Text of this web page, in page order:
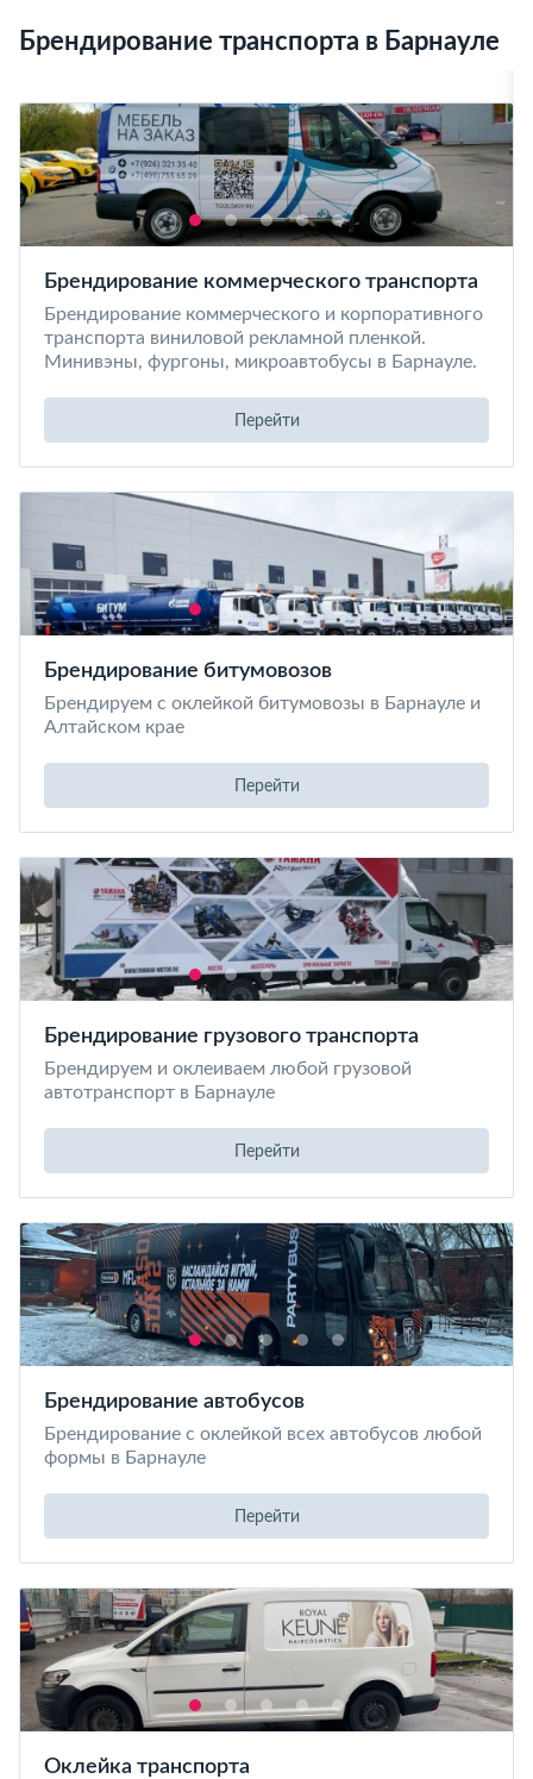
Брендирование транспорта в Барнауле
Брендирование коммерческого транспорта
Брендирование коммерческого и корпоративного
транспорта виниловой рекламной пленкой.
Минивэны, фургоны, микроавтобусы в Барнауле.
Перейти
Брендирование битумовозов
Брендируем с оклейкой битумовозы в Барнауле и
Алтайском крае
Перейти
Брендирование грузового транспорта
Брендируем и оклеиваем любой грузовой
автотранспорт в Барнауле
Перейти
Брендирование автобусов
Брендирование с оклейкой всех автобусов любой
формы в Барнауле
Перейти
Оклейка транспорта